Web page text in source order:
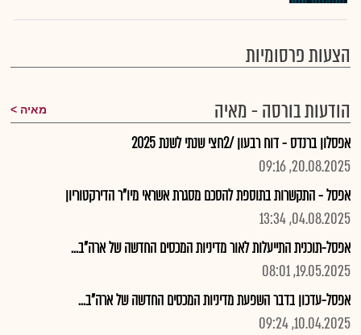
הצעות פרסומיות
הודעות בורסה - מאיה
מאיה
אפסלון ברנדס - דוח רבעון /2חצי שנתי לשנת 2025
20.08.2025, 09:16
אפסל - התקשרות בתוספת להסכם מסגרת אשראי מיו"ר הדירקטוריון
04.08.2025, 13:34
אפסל-תוכנית התייעלות לאור מדיניות המכסים החדשה של ארה"ב...
19.05.2025, 08:01
אפסל-עדכון בדבר השפעת מדיניות המכסים החדשה של ארה"ב...
10.04.2025, 09:24